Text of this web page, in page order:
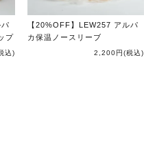
プ
込)
【20%OFF】LEW257 アルパ
カ保温ノースリーブ
2,200円(税込)